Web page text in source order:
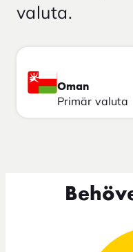
valuta.
Oman
Primär valuta